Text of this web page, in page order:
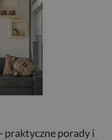
praktyczne porady i